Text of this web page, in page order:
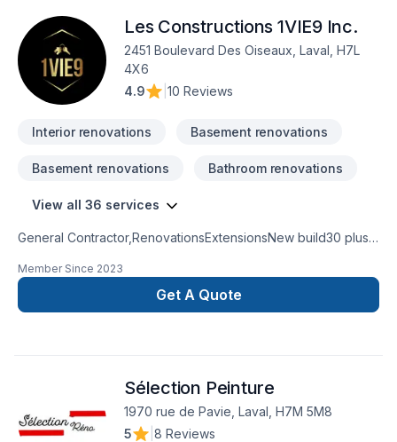
Les Constructions 1VIE9 Inc.
2451 Boulevard Des Oiseaux, Laval, H7L
4X6
4.9
10 Reviews
Interior renovations Basement renovations
Basement renovations Bathroom renovations
View all 36 services
General Contractor,RenovationsExtensionsNew build30 plus
remodeling basement remodel
Member Since 2023
Get A Quote
Sélection Peinture
1970 rue de Pavie, Laval, H7M 5M8
5
8 Reviews